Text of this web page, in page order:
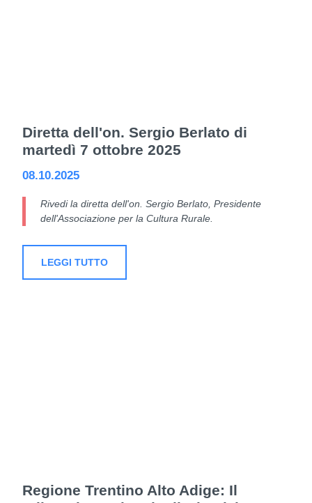
Diretta dell'on. Sergio Berlato di
martedì 7 ottobre 2025
08.10.2025
Rivedi la diretta dell'on. Sergio Berlato, Presidente
dell'Associazione per la Cultura Rurale.
LEGGI TUTTO
Regione Trentino Alto Adige: Il